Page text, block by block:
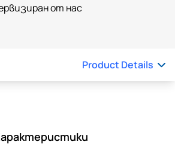
от нас
Product Details